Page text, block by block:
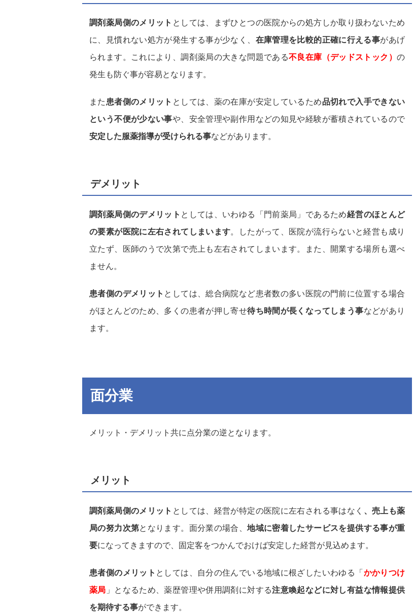
調剤薬局側のメリット としては、まずひとつの医院からの処方しか取り扱わないため
に、見慣れない処方が発生する事が少なく、 在庫管理を比較的正確に行える事があげ
られます。これにより、調剤薬局の大きな問題である不良在庫（デッドストック）の
発生も防ぐ事が容易となります。
また 患者側のメリット としては、薬の在庫が安定しているため品切れで入手できない
という不便が少ない事や、安全管理や副作用などの知見や経験が蓄積されているので
安定した服薬指導が受けられる事などがあります。
デメリット
調剤薬局側のデメリット としては、いわゆる「門前薬局」であるため経営のほとんど
の要素が医院に左右されてしまいます。したがって、医院が流行らないと経営も成り
立たず、医師のうで次第で売上も左右されてしまいます。また、開業する場所も選べ
ません。
患者側のデメリット としては、総合病院など患者数の多い医院の門前に位置する場合
がほとんどのため、多くの患者が押し寄せ待ち時間が長くなってしまう事などがあり
ます。
面分業
メリット・デメリット共に点分業の逆となります。
メリット
調剤薬局側のメリット としては、経営が特定の医院に左右される事はなく 、売上も薬
局の努力次第となります。面分業の場合、地域に密着したサービスを提供する事が重
要になってきますので、固定客をつかんでおけば安定した経営が見込めます。
患者側のメリット としては、自分の住んでいる地域に根ざしたいわゆる「 かかりつけ
薬局 」となるため、薬歴管理や併用調剤に対する注意喚起などに対し有益な情報提供
を期待する事ができます。